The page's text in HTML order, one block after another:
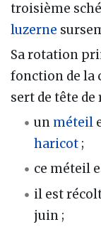
troisième
luzerne
Sa rotation
fonction de la
sert de tête
un méteil
haricot ;
ce méteil
il est
juin ;